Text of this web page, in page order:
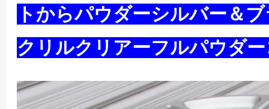
トからパウダーシルバー＆
クリルクリアーフルパウダ